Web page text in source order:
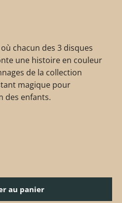
chacun des 3 disques
une histoire en couleur
de la collection
magique pour
des enfants.
au panier